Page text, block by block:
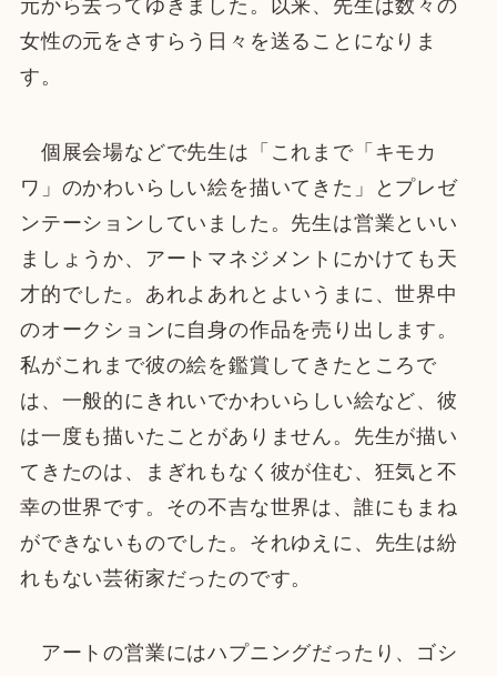
元から去ってゆきました。以来、先生は数々の
女性の元をさすらう日々を送ることになりま
す。
個展会場などで先生は「これまで「キモカ
ワ」のかわいらしい絵を描いてきた」とプレゼ
ンテーションしていました。先生は営業といい
ましょうか、アートマネジメントにかけても天
才的でした。あれよあれとよいうまに、世界中
のオークションに自身の作品を売り出します。
私がこれまで彼の絵を鑑賞してきたところで
は、一般的にきれいでかわいらしい絵など、彼
は一度も描いたことがありません。先生が描い
てきたのは、まぎれもなく彼が住む、狂気と不
幸の世界です。その不吉な世界は、誰にもまね
ができないものでした。それゆえに、先生は紛
れもない芸術家だったのです。
アートの営業にはハプニングだったり、ゴシ